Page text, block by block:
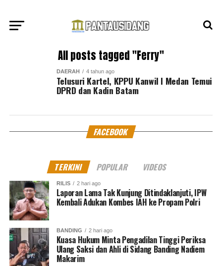
All posts tagged "Ferry"
DAERAH 4 tahun ago
Telusuri Kartel, KPPU Kanwil I Medan Temui
DPRD dan Kadin Batam
FACEBOOK
TERKINI POPULAR VIDEOS
RILIS 2 hari ago
Laporan Lama Tak Kunjung Ditindaklanjuti, IPW
Kembali Adukan Kombes IAH ke Propam Polri
BANDING 2 hari ago
Kuasa Hukum Minta Pengadilan Tinggi Periksa
Ulang Saksi dan Ahli di Sidang Banding Nadiem
Makarim